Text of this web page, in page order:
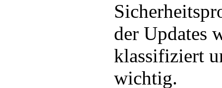
der Updates
klassifiziert
wichtig.